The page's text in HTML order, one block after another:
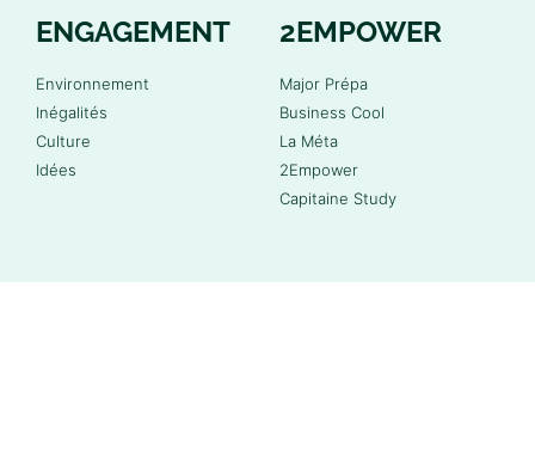
ENGAGEMENT
Environnement
Inégalités
Culture
Idées
2EMPOWER
Major Prépa
Business Cool
La Méta
2Empower
Capitaine Study